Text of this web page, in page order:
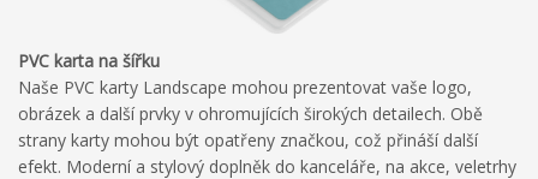
PVC karta na šířku
Naše PVC karty Landscape mohou prezentovat vaše logo,
obrázek a další prvky v ohromujících širokých detailech. Obě
strany karty mohou být opatřeny značkou, což přináší další
efekt. Moderní a stylový doplněk do kanceláře, na akce, veletrhy